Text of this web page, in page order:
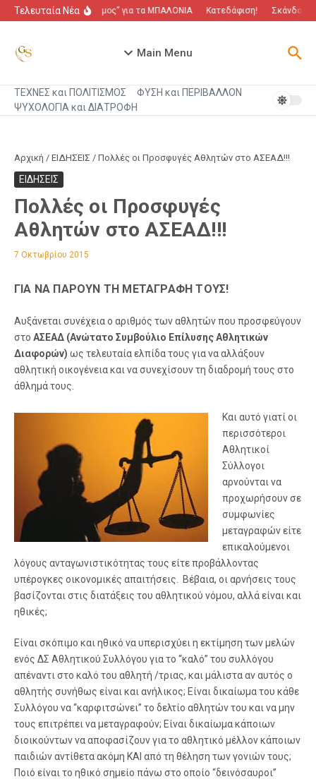
Μετάβαση στο περιεχόμενο
Τελευταία Νέα“Πόλεμος” για τα ΜΠΑΛΟΝΙΑ Κατεδάφιση! Σκάνδαλο
Main Menu
ΤΕΧΝΕΣ και ΠΟΛΙΤΙΣΜΟΣ
ΦΥΣΗ και ΠΕΡΙΒΑΛΛΟΝ
ΨΥΧΟΛΟΓΙΑ και ΔΙΑΤΡΟΦΗ
Αρχική / ΕΙΔΗΣΕΙΣ / Πολλές οι Προσφυγές Αθλητών στο ΑΣΕΑΔ!!!
ΕΙΔΗΣΕΙΣ
Πολλές οι Προσφυγές
Αθλητών στο ΑΣΕΑΔ!!!
7 Οκτωβρίου 2015
ΓΙΑ ΝΑ ΠΑΡΟΥΝ ΤΗ ΜΕΤΑΓΡΑΦΗ ΤΟΥΣ!
Αυξάνεται συνέχεια ο αριθμός των αθλητών που προσφεύγουν
στο ΑΣΕΑΔ (Ανώτατο Συμβούλιο Επίλυσης Αθλητικών
Διαφορών) ως τελευταία ελπίδα τους για να αλλάξουν
αθλητική οικογένεια και να συνεχίσουν τη διαδρομή τους στο
άθλημά τους.
Και αυτό γιατί οι
περισσότεροι
Αθλητικοί
Σύλλογοι
αρνούνται να
προχωρήσουν σε
συμφωνίες
μεταγραφών είτε
επικαλούμενοι
λόγους ανταγωνιστικότητας τους είτε προβάλλοντας
υπέρογκες οικονομικές απαιτήσεις. Βέβαια, οι αρνήσεις τους
βασίζονται στις διατάξεις του αθλητικού νόμου, αλλά είναι και
ηθικές;
Είναι σκόπιμο και ηθικό να υπερισχύει η εκτίμηση των μελών
ενός ΔΣ Αθλητικού Συλλόγου για το “καλό” του συλλόγου
απέναντι στο καλό του αθλητή /τριας, και μάλιστα αν αυτός ο
αθλητής συνήθως είναι και ανήλικος; Είναι δικαίωμα του κάθε
Συλλόγου να “καρφιτσώνει” το δελτίο αθλητών του και να μην
τους επιτρέπει να μεταγραφούν; Είναι δικαίωμα κάποιων
διοικούντων να αποφασίζουν για το αθλητικό μέλλον κάποιων
παιδιών αντίθετα ακόμη ΚΑΙ από τη θέληση των γονιών τους;
Ποιό είναι το ηθικό σημείο πάνω στο οποίο “δεινόσαυροι”